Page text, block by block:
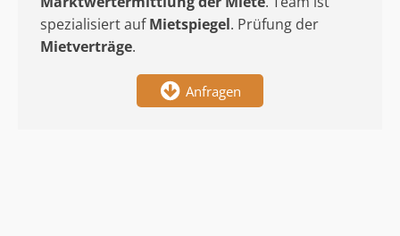
spezialisiert aufMietspiegel. Prüfung der
Mietverträge.
Anfragen